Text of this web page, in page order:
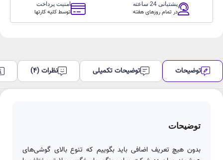
ظرفیت
128گیگابایت
گیگابایت
عدد
پشتیانی 24 ساعته
در تمام روزهای هفته
امنیت پرداخت
توسط کلیه کارتها
توضیحات توضیحات تکمیلی نظرات (4)
توضیحات
بدون هیچ تعریف اضافی باید بگوییم که تنوع بالای گوشی‌های